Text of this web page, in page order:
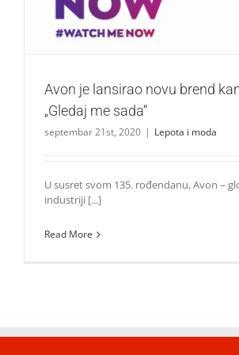
Avon je lansirao novu brend
„Gledaj me sada“
septembar 21st, 2020 | Lepota i moda
U susret svom 135. rođendanu, Avon –
industriji [...]
Read More